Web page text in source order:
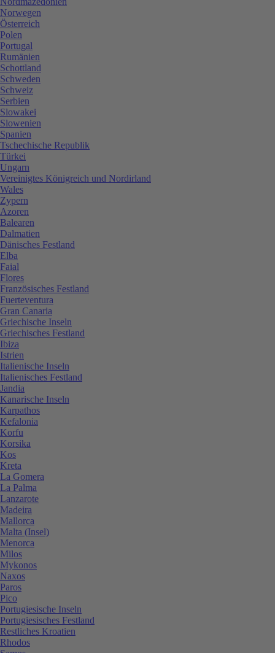
Norwegen
Österreich
Polen
Portugal
Rumänien
Schottland
Schweden
Schweiz
Serbien
Slowakei
Slowenien
Spanien
Tschechische Republik
Türkei
Ungarn
Vereinigtes Königreich und Nordirland
Wales
Zypern
Azoren
Balearen
Dalmatien
Dänisches Festland
Elba
Faial
Flores
Französisches Festland
Fuerteventura
Gran Canaria
Griechische Inseln
Griechisches Festland
Ibiza
Istrien
Italienische Inseln
Italienisches Festland
Jandia
Kanarische Inseln
Karpathos
Kefalonia
Korfu
Korsika
Kos
Kreta
La Gomera
La Palma
Lanzarote
Madeira
Mallorca
Malta (Insel)
Menorca
Milos
Mykonos
Naxos
Paros
Pico
Portugiesische Inseln
Portugiesisches Festland
Restliches Kroatien
Rhodos